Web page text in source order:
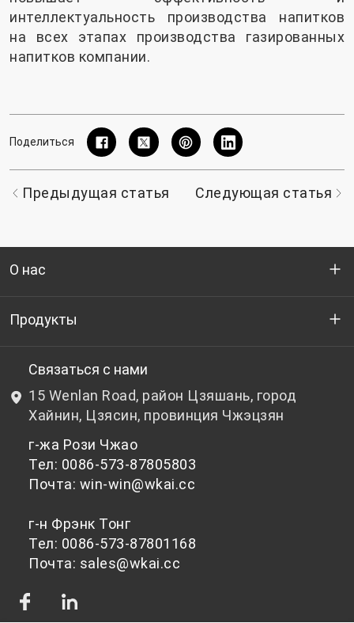
интеллектуальность производства напитков
на всех этапах производства газированных
напитков компании.
Поделиться
Предыдущая статья Следующая статья
О нас
Кто мы
НИОКР
Новости и события
политика конфиденциальности
Продукты
Бутылочный ПЭТ-гранулят
Небутылочный ПЭТ-гранулят
Связаться с нами
15 Wenlan Road, район Цзяшань, город
Хайнин, Цзясин, провинция Чжэцзян
г-жа Рози Чжао
Тел: 0086-573-87805803
Почта: win-win@wkai.cc
г-н Фрэнк Тонг
Тел: 0086-573-87801168
Почта: sales@wkai.cc